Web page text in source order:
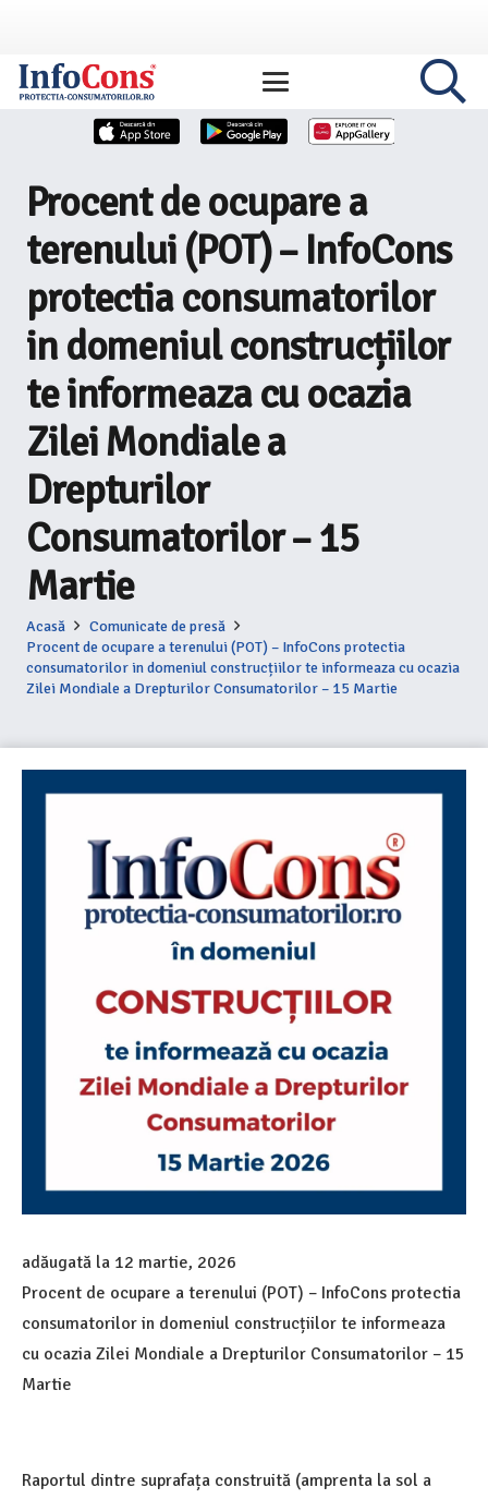
Procent de ocupare a
terenului (POT) – InfoCons
protectia consumatorilor
in domeniul construcțiilor
te informeaza cu ocazia
Zilei Mondiale a
Drepturilor
Consumatorilor – 15
Martie
Acasă
Comunicate de presă
Procent de ocupare a terenului (POT) – InfoCons protectia
consumatorilor in domeniul construcțiilor te informeaza cu ocazia
Zilei Mondiale a Drepturilor Consumatorilor – 15 Martie
adăugată la 12 martie, 2026
Procent de ocupare a terenului (POT) – InfoCons protectia
consumatorilor in domeniul construcțiilor te informeaza
cu ocazia Zilei Mondiale a Drepturilor Consumatorilor – 15
Martie
Raportul dintre suprafața construită (amprenta la sol a